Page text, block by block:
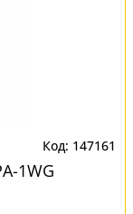
147161
1WG